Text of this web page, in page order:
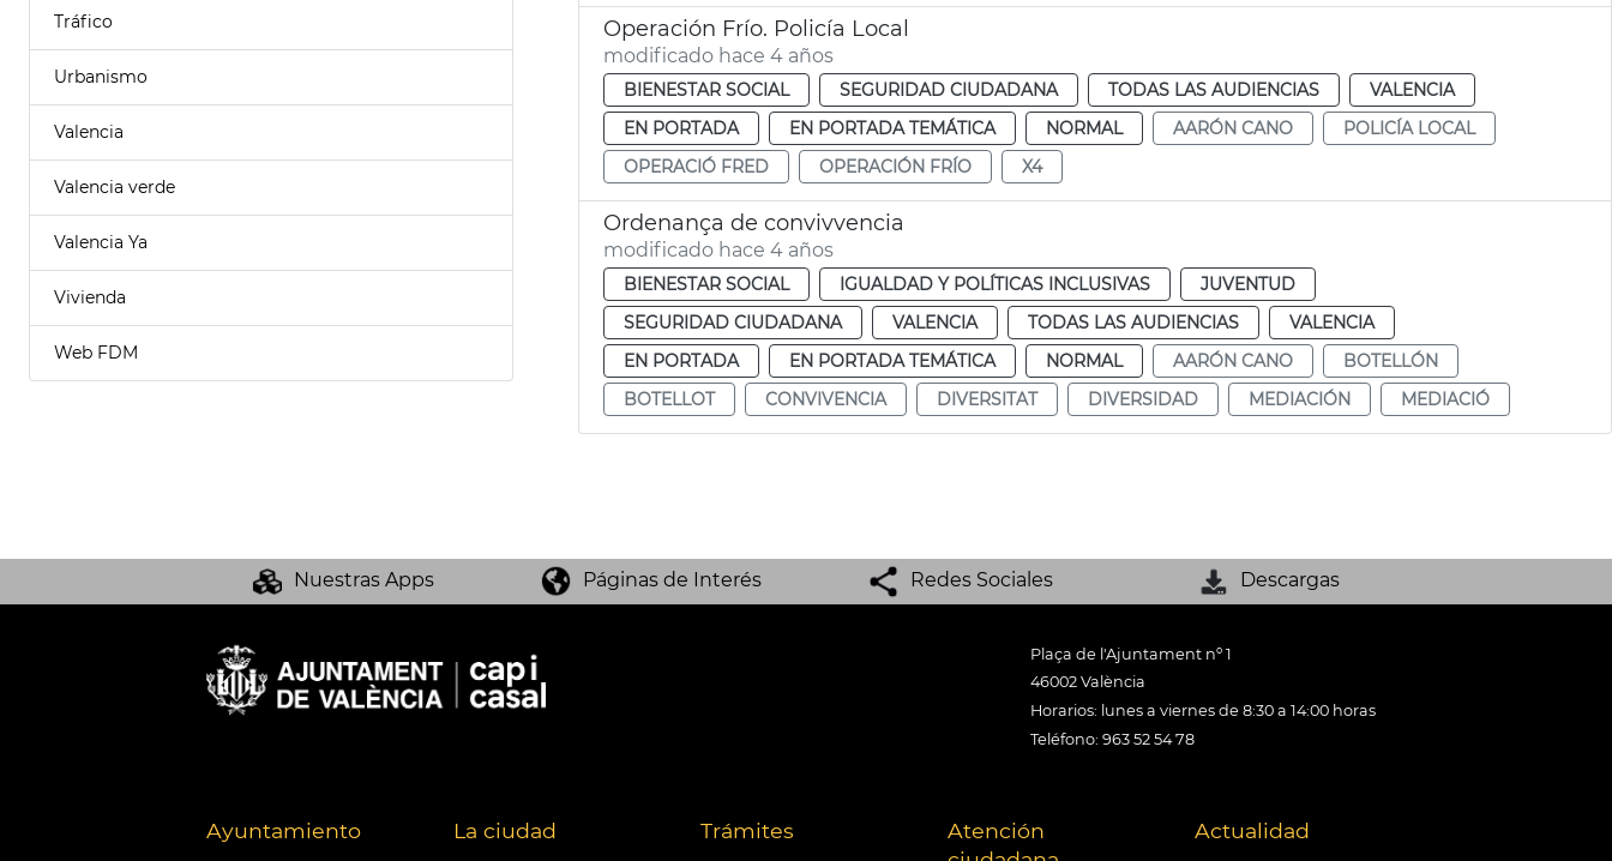
Tráfico
Urbanismo
Valencia
Valencia verde
Valencia Ya
Vivienda
Web FDM
Operación Frío. Policía Local
modificado hace 4 años
BIENESTAR SOCIAL SEGURIDAD CIUDADANA TODAS LAS AUDIENCIAS
VALENCIA
EN PORTADA
EN PORTADA TEMÁTICA NORMAL AARÓN CANO
POLICÍA LOCAL
OPERACIÓ FRED
OPERACIÓN FRÍO X4
Ordenança de convivvencia
modificado hace 4 años
BIENESTAR SOCIAL IGUALDAD Y POLÍTICAS INCLUSIVAS
JUVENTUD
SEGURIDAD CIUDADANA
VALENCIA TODAS LAS AUDIENCIAS
VALENCIA
EN PORTADA
EN PORTADA TEMÁTICA NORMAL AARÓN CANO
BOTELLÓN
BOTELLOT
CONVIVENCIA DIVERSITAT DIVERSIDAD MEDIACIÓN MEDIACIÓ
Nuestras Apps Páginas de Interés Redes Sociales Descargas
Plaça de l'Ajuntament nº 1
46002 València
Horarios: lunes a viernes de 8:30 a 14:00 horas
Teléfono: 963 52 54 78
Ayuntamiento La ciudad Trámites
Atención
Actualidad